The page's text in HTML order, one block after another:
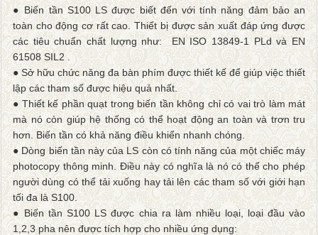
● Biến tần S100 LS được biết đến với tính năng đảm bảo an
toàn cho động cơ rất cao. Thiết bị được sản xuất đáp ứng được
các tiêu chuẩn chất lượng như: EN ISO 13849-1 PLd và EN
61508 SIL2 .
● Sở hữu chức năng đa bàn phím được thiết kế để giúp việc thiết
lập các tham số được hiệu quả nhất.
● Thiết kế phần quạt trong biến tần không chỉ có vai trò làm mát
mà nó còn giúp hệ thống có thể hoạt động an toàn và trơn tru
hơn. Biến tần có khả năng điều khiển nhanh chóng.
● Dòng biến tần này của LS còn có tính năng của một chiếc máy
photocopy thông minh. Điều này có nghĩa là nó có thể cho phép
người dùng có thể tải xuống hay tải lên các tham số với giới hạn
tối đa là S100.
● Biến tần S100 LS được chia ra làm nhiều loại, loại đầu vào
1,2,3 pha nên được tích hợp cho nhiều ứng dụng: